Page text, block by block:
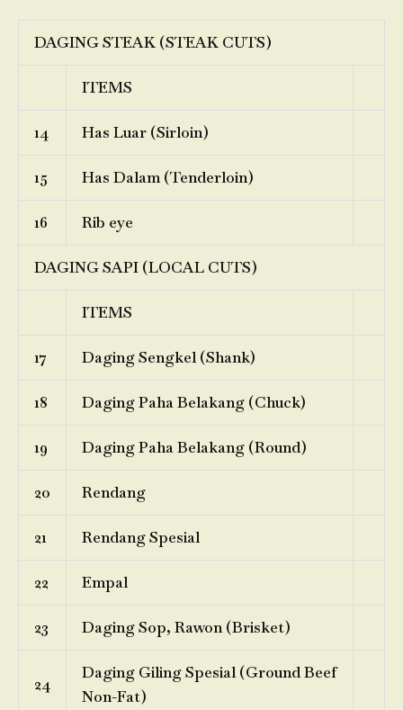
DAGING STEAK (STEAK CUTS)
ITEMS
14 Has Luar (Sirloin)
15 Has Dalam (Tenderloin)
16 Rib eye
DAGING SAPI (LOCAL CUTS)
ITEMS
17 Daging Sengkel (Shank)
18 Daging Paha Belakang (Chuck)
19 Daging Paha Belakang (Round)
20 Rendang
21 Rendang Spesial
22 Empal
23 Daging Sop, Rawon (Brisket)
24
Daging Giling Spesial (Ground Beef
Non-Fat)